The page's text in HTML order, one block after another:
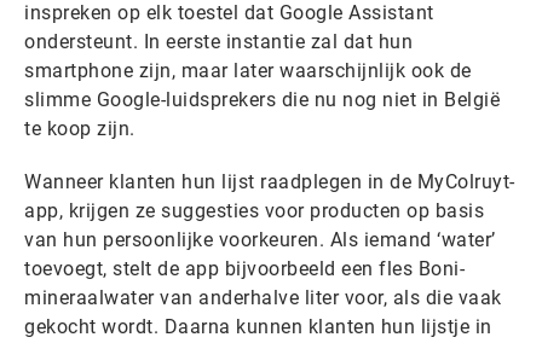
inspreken op elk toestel dat Google Assistant
ondersteunt. In eerste instantie zal dat hun
smartphone zijn, maar later waarschijnlijk ook de
slimme Google-luidsprekers die nu nog niet in België
te koop zijn.
Wanneer klanten hun lijst raadplegen in de MyColruyt-
app, krijgen ze suggesties voor producten op basis
van hun persoonlijke voorkeuren. Als iemand ‘water’
toevoegt, stelt de app bijvoorbeeld een fles Boni-
mineraalwater van anderhalve liter voor, als die vaak
gekocht wordt. Daarna kunnen klanten hun lijstje in